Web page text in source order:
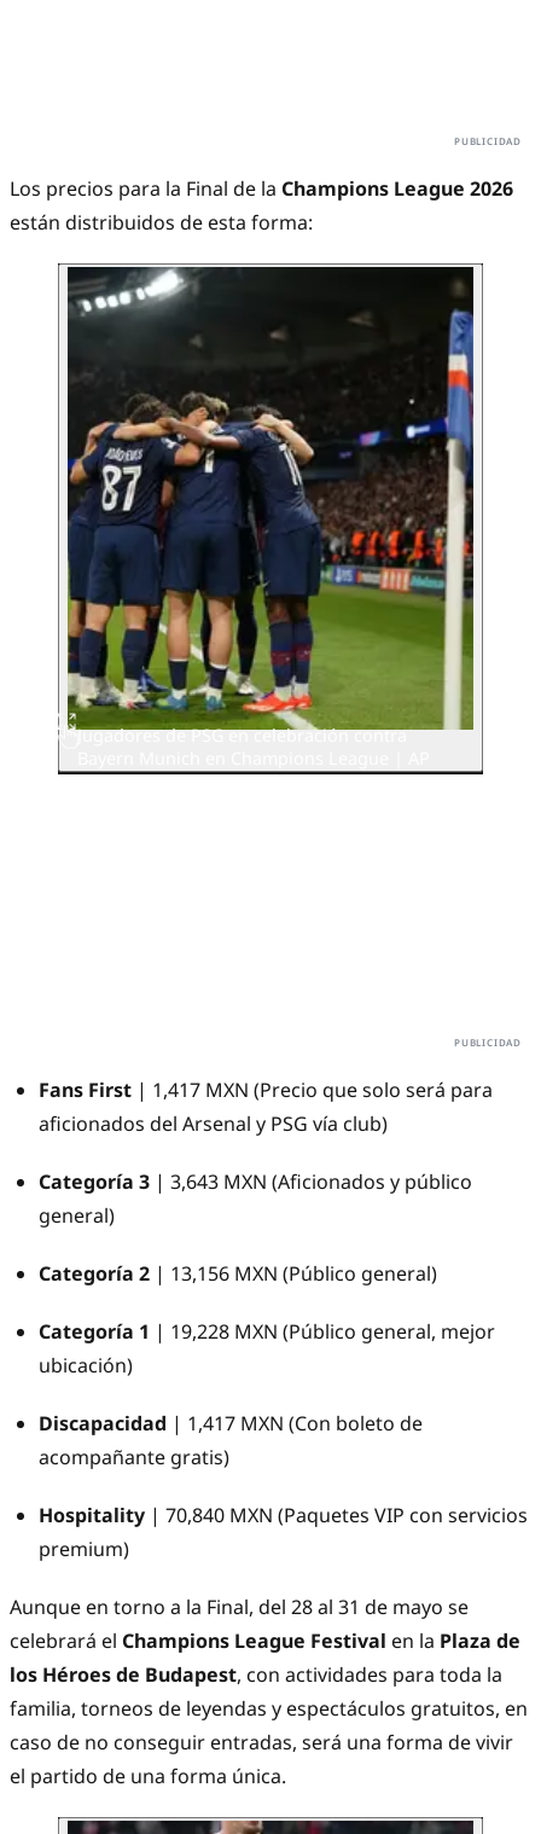
Los precios para la Final de la Champions League 2026
están distribuidos de esta forma:
Jugadores de PSG en celebración contra
Fans First | 1,417 MXN (Precio que solo será para
aficionados del Arsenal y PSG vía club)
Categoría 3 | 3,643 MXN (Aficionados y público
general)
Categoría 2 | 13,156 MXN (Público general)
Categoría 1 | 19,228 MXN (Público general, mejor
ubicación)
Discapacidad | 1,417 MXN (Con boleto de
acompañante gratis)
Hospitality | 70,840 MXN (Paquetes VIP con servicios
premium)
Aunque en torno a la Final, del 28 al 31 de mayo se
celebrará el Champions League Festival en la Plaza de
los Héroes de Budapest, con actividades para toda la
familia, torneos de leyendas y espectáculos gratuitos, en
caso de no conseguir entradas, será una forma de vivir
el partido de una forma única.